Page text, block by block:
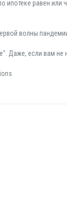
ипотеке равен
волны
Даже, если вам